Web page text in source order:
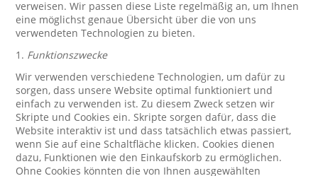
verweisen. Wir passen diese Liste regelmäßig an, um Ihnen
eine möglichst genaue Übersicht über die von uns
verwendeten Technologien zu bieten.
1. Funktionszwecke
Wir verwenden verschiedene Technologien, um dafür zu
sorgen, dass unsere Website optimal funktioniert und
einfach zu verwenden ist. Zu diesem Zweck setzen wir
Skripte und Cookies ein. Skripte sorgen dafür, dass die
Website interaktiv ist und dass tatsächlich etwas passiert,
wenn Sie auf eine Schaltfläche klicken. Cookies dienen
dazu, Funktionen wie den Einkaufskorb zu ermöglichen.
Ohne Cookies könnten die von Ihnen ausgewählten